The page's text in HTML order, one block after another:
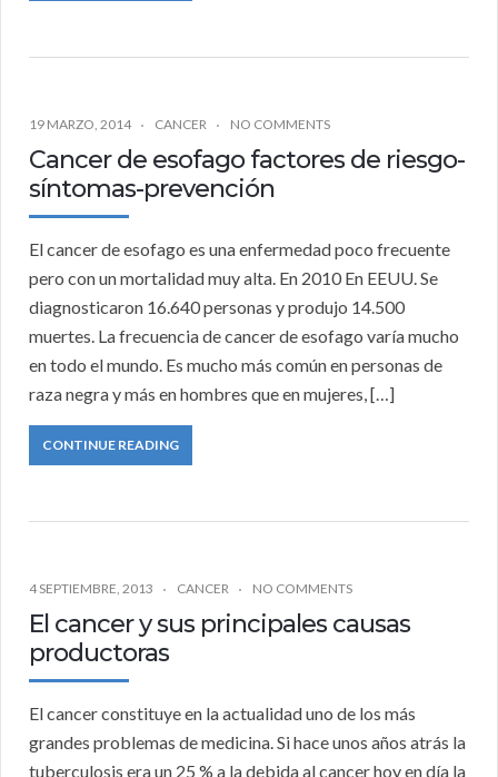
19 MARZO, 2014 CANCER NO COMMENTS
Cancer de esofago factores de riesgo-
síntomas-prevención
El cancer de esofago es una enfermedad poco frecuente
pero con un mortalidad muy alta. En 2010 En EEUU. Se
diagnosticaron 16.640 personas y produjo 14.500
muertes. La frecuencia de cancer de esofago varía mucho
en todo el mundo. Es mucho más común en personas de
raza negra y más en hombres que en mujeres, […]
CONTINUE READING
4 SEPTIEMBRE, 2013 CANCER NO COMMENTS
El cancer y sus principales causas
productoras
El cancer constituye en la actualidad uno de los más
grandes problemas de medicina. Si hace unos años atrás la
tuberculosis era un 25 % a la debida al cancer hoy en día la